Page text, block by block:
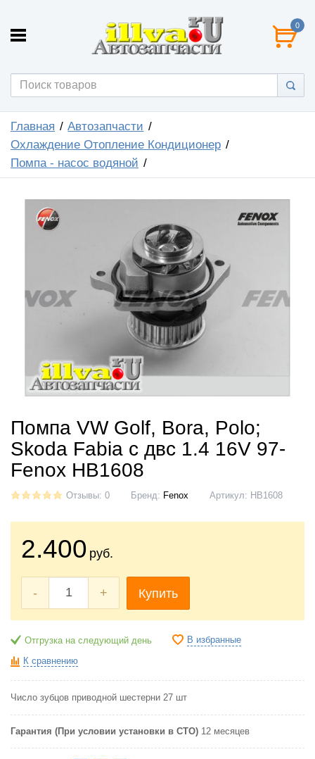
0
Главная
Автозапчасти
Охлаждение Отопление Кондиционер
Помпа - насос водяной
Помпа VW Golf, Bora, Polo;
Skoda Fabia с двс 1.4 16V 97-
Fenox HB1608
Отзывы: 0 Бренд: Fenox Артикул: HB1608
2.400 руб.
- + Купить
Отгрузка на следующий день В избранные
К сравнению
Число зубцов приводной шестерни 27 шт
Гарантия (При условии установки в СТО) 12 месяцев